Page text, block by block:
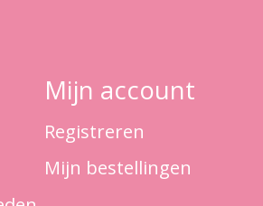
Mijn account
Registreren
Mijn bestellingen